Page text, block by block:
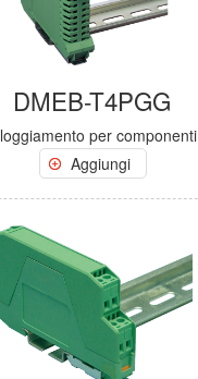
DMEB-T4PGG
per componenti
Aggiungi